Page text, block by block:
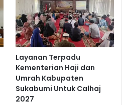
Layanan Terpadu
Kementerian Haji dan
Umrah Kabupaten
Sukabumi Untuk Calhaj
2027